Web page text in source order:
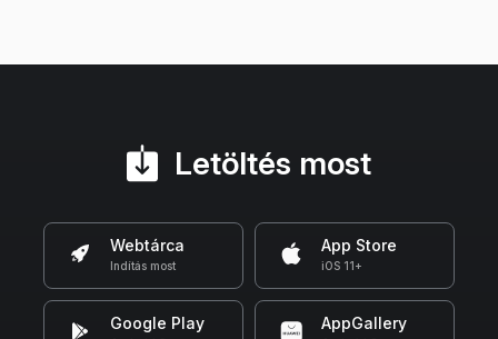
Letöltés most
Webtárca
Indítás most
App Store
iOS 11+
Google Play AppGallery